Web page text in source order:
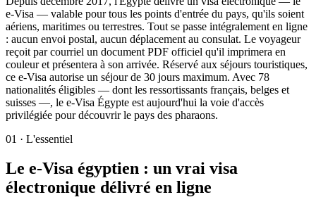
e-Visa — valable pour tous les points d'entrée du pays, qu'ils soient
aériens, maritimes ou terrestres. Tout se passe intégralement en ligne
: aucun envoi postal, aucun déplacement au consulat. Le voyageur
reçoit par courriel un document PDF officiel qu'il imprimera en
couleur et présentera à son arrivée. Réservé aux séjours touristiques,
ce e-Visa autorise un séjour de 30 jours maximum. Avec 78
nationalités éligibles — dont les ressortissants français, belges et
suisses —, le e-Visa Égypte est aujourd'hui la voie d'accès
privilégiée pour découvrir le pays des pharaons.
01 · L'essentiel
Le e-Visa égyptien : un vrai visa
électronique délivré en ligne